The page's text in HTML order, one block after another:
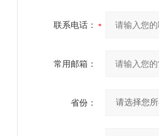
联系电话：
常用邮箱：
省份：